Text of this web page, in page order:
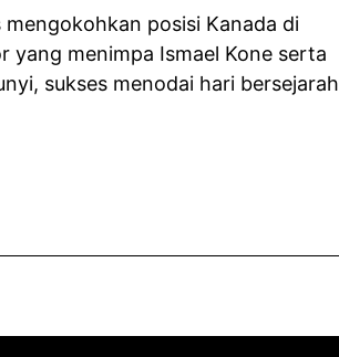
posisi Kanada di
yang menimpa Ismael Kone serta
sukses menodai hari bersejarah